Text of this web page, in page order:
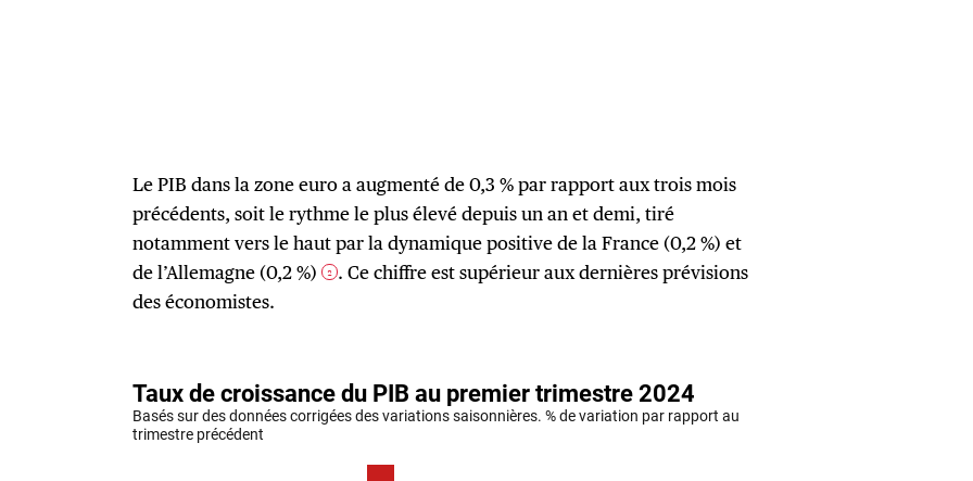
Le PIB dans la zone euro a augmenté de 0,3 % par rapport aux trois mois
précédents, soit le rythme le plus élevé depuis un an et demi, tiré
notamment vers le haut par la dynamique positive de la France (0,2 %) et
de l’Allemagne (0,2 %) 2 . Ce chiffre est supérieur aux dernières prévisions
des économistes.